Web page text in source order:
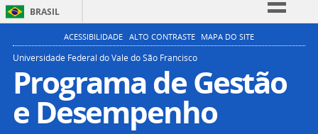
BRASIL
Simplifique!
Comunica BR
Participe
Acesso à informação
Legislação
ACESSIBILIDADE ALTO CONTRASTE MAPA DO SITE
Universidade Federal do Vale do São Francisco
Programa de Gestão
e Desempenho